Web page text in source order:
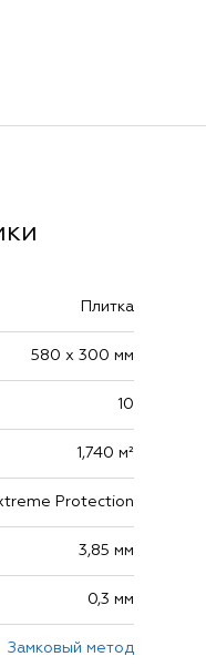
Плитка
580 х 300 мм
10
1,740 м²
Protection
3,85 мм
0,3 мм
Замковый метод